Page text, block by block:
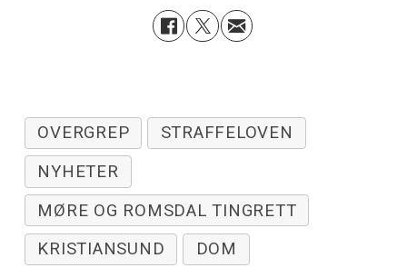
OVERGREP
STRAFFELOVEN
NYHETER
MØRE OG ROMSDAL TINGRETT
KRISTIANSUND
DOM